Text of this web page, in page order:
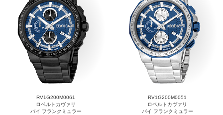
RV1G200M0061
ロベルトカヴァリ
バイ フランクミュラー
RV1G200M0051
ロベルトカヴァリ
バイ フランクミュラー